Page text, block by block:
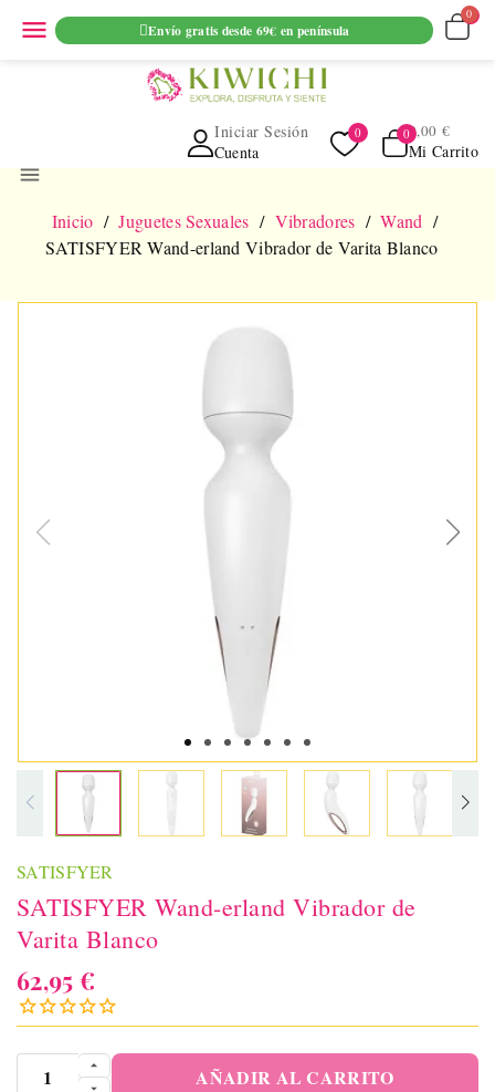
ENVIO GRATUITO EN PEDIDOS SUPERIORES A 69€ EN
PENINSULA
Cuenta
Iniciar Sesión
Mi Carrito
0,00 €
menu
Inicio Juguetes Sexuales Vibradores
Wand
SATISFYER Wand-erland Vibrador de Varita Blanco
SATISFYER
SATISFYER Wand-erland Vibrador de
Varita Blanco
62,95 €
AÑADIR AL CARRITO
menu Envío gratis desde 69€ en península